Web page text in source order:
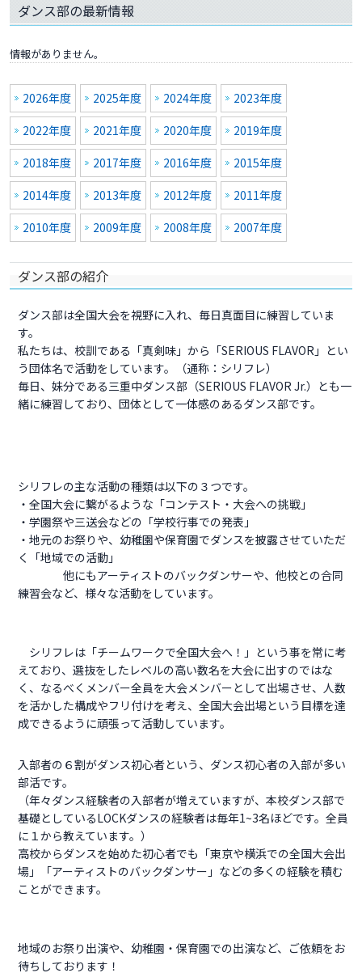
ダンス部の最新情報
情報がありません。
2026年度 2025年度 2024年度
2023年度
2022年度
2021年度 2020年度
2019年度
2018年度
2017年度 2016年度
2015年度
2014年度
2013年度 2012年度
2011年度
2010年度
2009年度 2008年度 2007年度
ダンス部の紹介
ダンス部は全国大会を視野に入れ、毎日真面目に練習していま
す。
私たちは、校訓である「真剣味」から「SERIOUS FLAVOR」とい
う団体名で活動をしています。（通称：シリフレ）
毎日、妹分である三重中ダンス部（SERIOUS FLAVOR Jr.）とも一
緒に練習しており、団体として一体感のあるダンス部です。
シリフレの主な活動の種類は以下の３つです。
・全国大会に繋がるような「コンテスト・大会への挑戦」
・学園祭や三送会などの「学校行事での発表」
・地元のお祭りや、幼稚園や保育園でダンスを披露させていただ
く「地域での活動」
他にもアーティストのバックダンサーや、他校との合同
練習会など、様々な活動をしています。
シリフレは「チームワークで全国大会へ！」という事を常に考
えており、選抜をしたレベルの高い数名を大会に出すのではな
く、なるべくメンバー全員を大会メンバーとして出場させ、人数
を活かした構成やフリ付けを考え、全国大会出場という目標を達
成できるように頑張って活動しています。
入部者の６割がダンス初心者という、ダンス初心者の入部が多い
部活です。
（年々ダンス経験者の入部者が増えていますが、本校ダンス部で
基礎としているLOCKダンスの経験者は毎年1~3名ほどです。全員
に１から教えています。）
高校からダンスを始めた初心者でも「東京や横浜での全国大会出
場」「アーティストのバックダンサー」などの多くの経験を積む
ことができます。
地域のお祭り出演や、幼稚園・保育園での出演など、ご依頼をお
待ちしております！